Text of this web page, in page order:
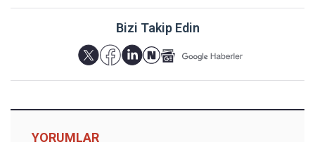
Bizi Takip Edin
YORUMLAR